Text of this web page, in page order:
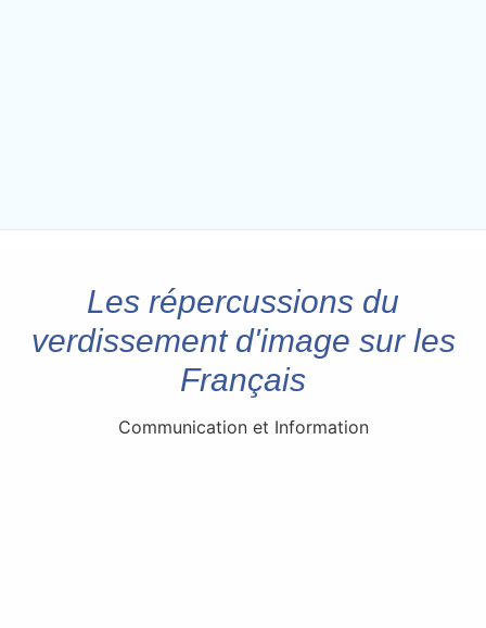
Les répercussions du
verdissement d'image sur les
Français
Communication et Information